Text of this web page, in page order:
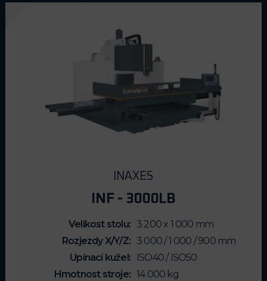
INAXES
INF - 3000LB
Velikost stolu
3 200 x 1 000 mm
Rozjezdy X/Y/Z
3 000 / 1 000 / 900 mm
Upínací kužel
ISO40 / ISO50
Hmotnost stroje
14 000 kg